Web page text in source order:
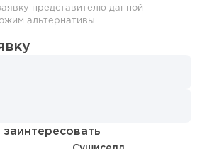
представителю данной
альтернативы